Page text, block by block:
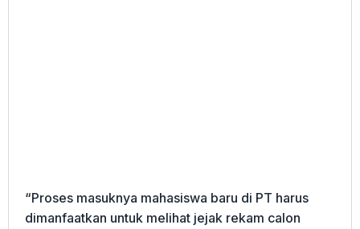
“Proses masuknya mahasiswa baru di PT harus
dimanfaatkan untuk melihat jejak rekam calon